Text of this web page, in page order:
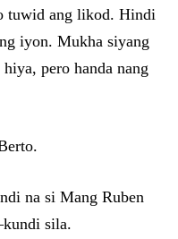
tuwid ang likod. Hindi
iyon. Mukha siyang
pero handa nang
na si Mang Ruben
sila.